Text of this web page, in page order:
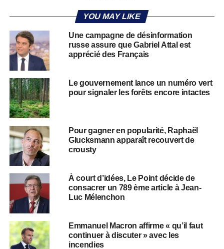
YOU MAY LIKE
Une campagne de désinformation
russe assure que Gabriel Attal est
apprécié des Français
Le gouvernement lance un numéro vert
pour signaler les forêts encore intactes
Pour gagner en popularité, Raphaël
Glucksmann apparaît recouvert de
crousty
À court d’idées, Le Point décide de
consacrer un 789 ème article à Jean-
Luc Mélenchon
Emmanuel Macron affirme « qu’il faut
continuer à discuter » avec les
incendies